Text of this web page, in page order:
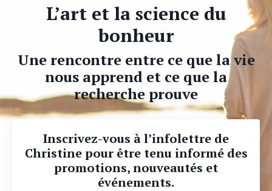
L’art et la science du
bonheur
Une rencontre entre ce que la vie
nous apprend et ce que la
recherche prouve
Inscrivez-vous à l’infolettre de
Christine pour être tenu informé des
promotions, nouveautés et
événements.